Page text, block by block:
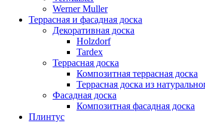
Werner Muller
Террасная и фасадная доска
Декоративная доска
Holzdorf
Tardex
Террасная доска
Композитная террасная доска
Террасная доска из
Фасадная доска
Композитная фасадная доска
Плинтус